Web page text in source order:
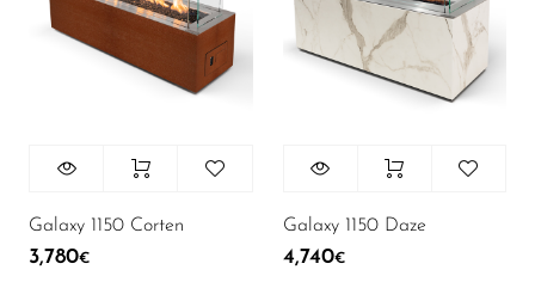
Galaxy 1150 Corten
3,780€
Galaxy 1150 Daze
4,740€